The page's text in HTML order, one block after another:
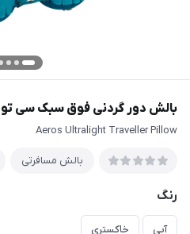
بالش دور گردنی فوق سبک سی
Aeros Ultralight Traveller Pillow
بالش مسافرتی
رنگ
آبی خاکستری